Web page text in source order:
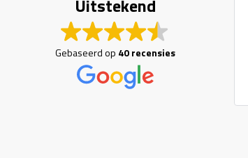
Uitstekend
Gebaseerd op 40 recensies